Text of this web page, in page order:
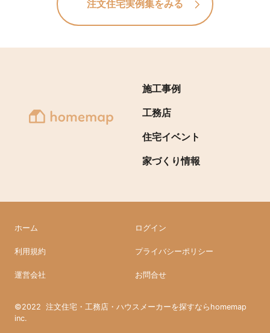
適でスタイリッシュな住
注文住宅実例集をみる
施工事例
工務店
住宅イベント
家づくり情報
ホーム ログイン
利用規約 プライバシーポリシー
運営会社 お問合せ
©2022 注文住宅・工務店・ハウスメーカーを探すならhomemap
inc.